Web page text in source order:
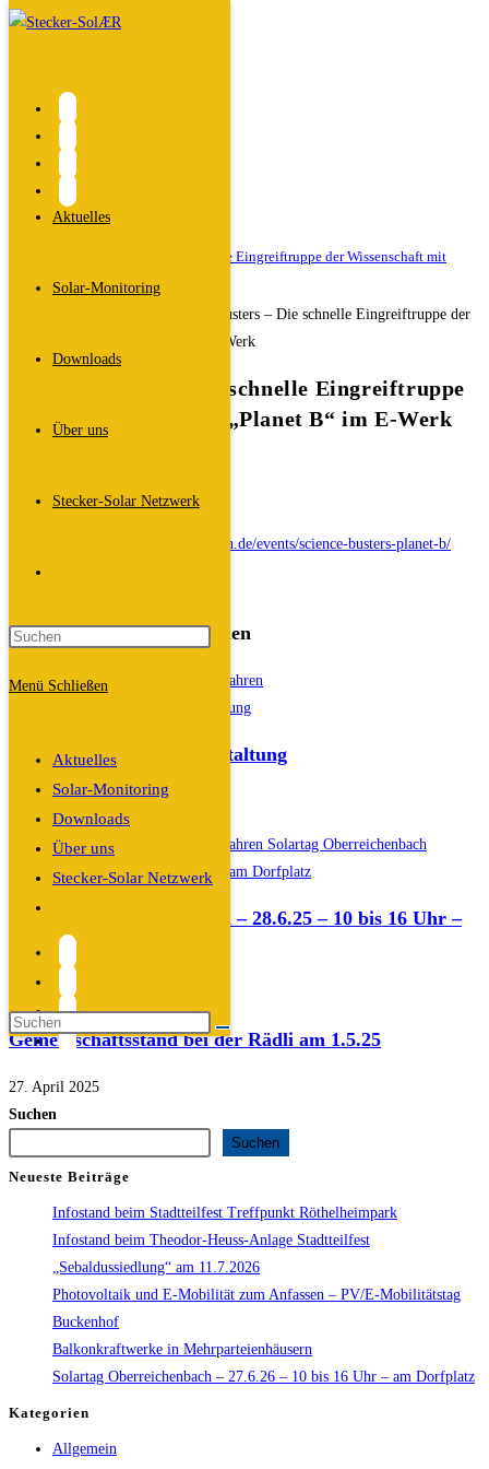
Zum
Aktuelles
Solar-Monitoring
Downloads
Über uns
Stecker-Solar Netzwerk
Suche
Menü Schließen
Aktuelles
Solar-Monitoring
Downloads
Über uns
Stecker-Solar Netzwerk
Suche
umschalten
Blog
Start
2025
März>
Science Busters – Die schnelle Eingreiftruppe der Wissenschaft mit
Science Busters – Die schnelle Eingreiftruppe
der Wissenschaft mit „Planet B“ im E-Werk
veröffentlicht:
Beitrags-
Veranstaltungen
https://www.energiewende-erlangen.de/events/science-busters-planet-b/
Das könnte dir auch gefallen
KICKOFF/Auftaktveranstaltung
11. Januar 2024
Solartag Oberreichenbach – 28.6.25 – 10 bis 16 Uhr –
am Dorfplatz
23. Juni 2025
Gemeinschaftsstand bei der Rädli am 1.5.25
27. April 2025
Suchen
Suchen
Neueste Beiträge
Infostand beim Stadtteilfest Treffpunkt Röthelheimpark
Infostand beim Theodor-Heuss-Anlage Stadtteilfest
„Sebaldussiedlung“ am 11.7.2026
Photovoltaik und E-Mobilität zum Anfassen – PV/E-Mobilitätstag
Buckenhof
Balkonkraftwerke in Mehrparteienhäusern
Solartag Oberreichenbach – 27.6.26 – 10 bis 16 Uhr – am Dorfplatz
Kategorien
Allgemein